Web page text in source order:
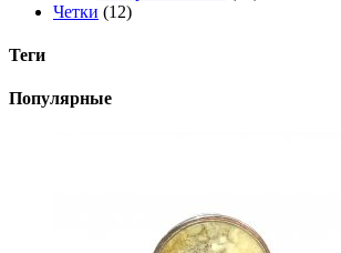
Четки (12)
Теги
Популярные